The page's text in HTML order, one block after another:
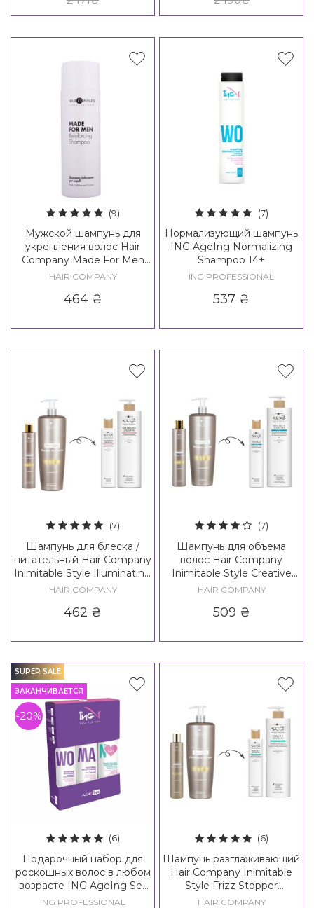
(9)
Мужской шампунь для
укрепления волос Hair
Company Made For Men
Reinforcing Shampoo
HAIR COMPANY
464₴
(7)
Нормализующий шампунь
ING AgeIng Normalizing
Shampoo 14+
ING PROFESSIONAL
537 ₴
(7)
Шампунь для блеска /
питательный Hair Company
Inimitable Style Illuminating
Shampoo / Creative
Nourishing Shampoo
HAIR COMPANY
462 ₴
(7)
Шампунь для объема
волос Hair Company
Inimitable Style Creative
Inspiration Density 3
HAIR COMPANY
509 ₴
SUPER SALE
ЗАКАНЧИВАЕТСЯ
-20%
(6)
Подарочный набор для
роскошных волос в любом
возрасте ING AgeIng Set
60+
ING PROFESSIONAL
(6)
Шампунь разглаживающий
Hair Company Inimitable
Style Frizz Stopper
Shampoo / Creative
HAIR COMPANY